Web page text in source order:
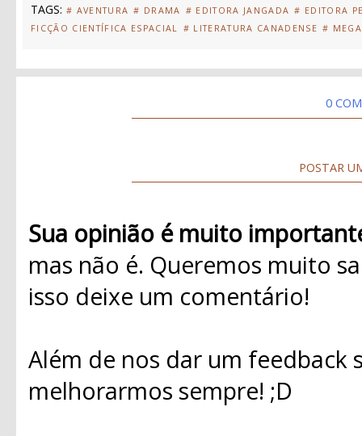
TAGS: # AVENTURA # DRAMA # EDITORA JANGADA # EDITORA
FICÇÃO CIENTÍFICA ESPACIAL
# LITERATURA CANADENSE #
0
POSTAR
Sua opinião é muito
mas não é. Queremos muito
isso deixe um comentário!
Além de nos dar um
melhorarmos sempre! ;D